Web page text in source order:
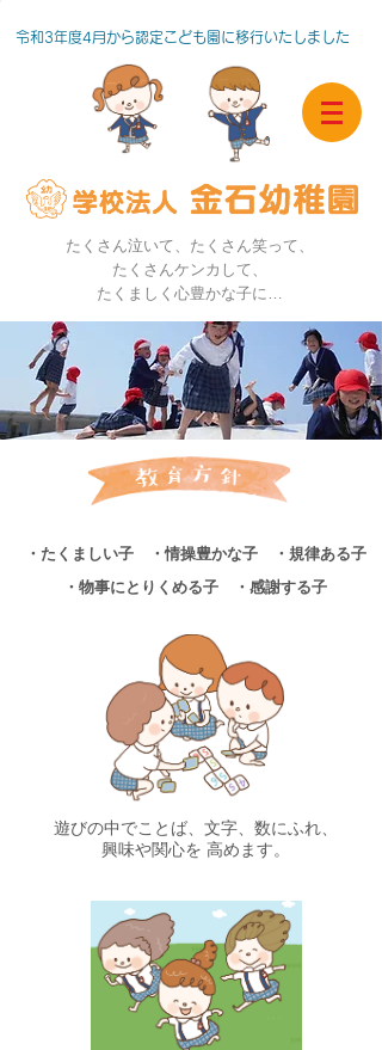
令和3年度4月から​認定こども園に移行いたしました
たくさん泣いて、たくさん笑って、
たくさんケンカして、
たくましく心豊かな子に…
・たくましい子 ・情操豊かな子 ・規律ある子
・物事にとりくめる子 ・感謝する子
遊びの中でことば、文字、数にふれ、
興味や関心を 高めます。